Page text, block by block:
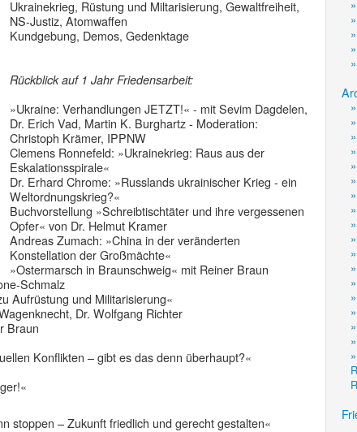
Ukrainekrieg, Rüstung und Miltarisierung, Gewaltfreiheit,
NS-Justiz, Atomwaffen
Kundgebung, Demos, Gedenktage
Rückblick auf 1 Jahr Friedensarbeit:
»Ukraine: Verhandlungen JETZT!« - mit Sevim Dagdelen,
Dr. Erich Vad, Martin K. Burghartz - Moderation:
Christoph Krämer, IPPNW
Clemens Ronnefeld: »Ukrainekrieg: Raus aus der
Eskalationsspirale«
Dr. Erhard Chrome: »Russlands ukrainischer Krieg - ein
Weltordnungskrieg?«
Buchvorstellung »Schreibtischtäter und ihre vergessenen
Opfer« von Dr. Helmut Kramer
Andreas Zumach: »China in der veränderten
Konstellation der Großmächte«
»Ostermarsch in Braunschweig« mit Reiner Braun
Schmalz
Aufrüstung und Militarisierung«
Dr. Wolfgang Richter
Braun
Konflikten – gibt es das denn überhaupt?«
stoppen – Zukunft friedlich und gerecht gestalten«